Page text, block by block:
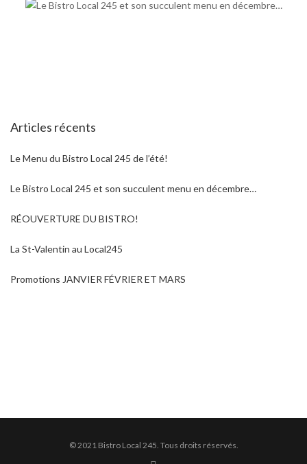
Articles récents
Le Menu du Bistro Local 245 de l’été!
Le Bistro Local 245 et son succulent menu en décembre…
RÉOUVERTURE DU BISTRO!
La St-Valentin au Local245
Promotions JANVIER FÉVRIER ET MARS
© 2021 Bistro Local 245. Tous droits réservés.